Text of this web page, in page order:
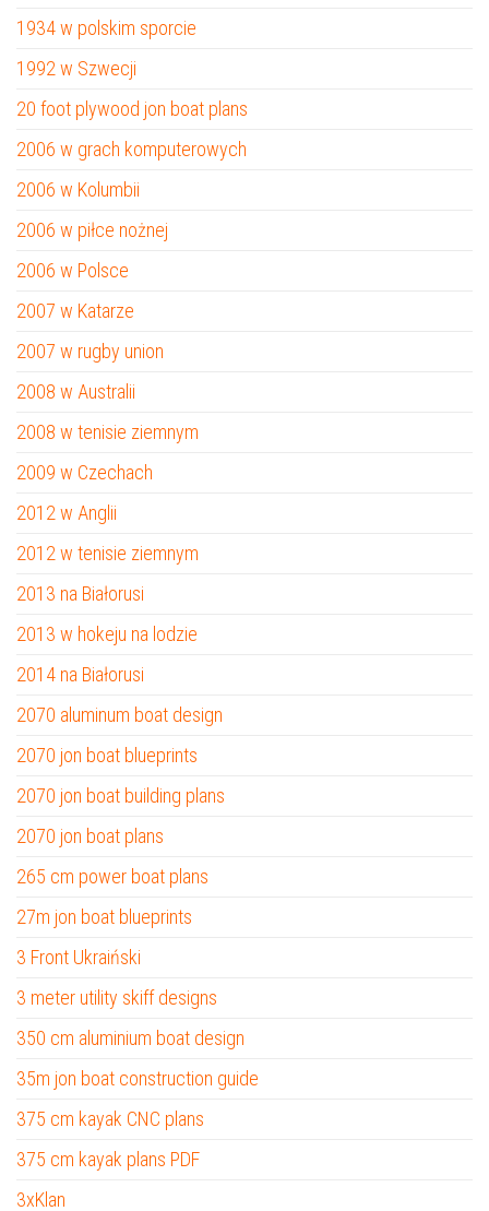
1934 w polskim sporcie
1992 w Szwecji
20 foot plywood jon boat plans
2006 w grach komputerowych
2006 w Kolumbii
2006 w piłce nożnej
2006 w Polsce
2007 w Katarze
2007 w rugby union
2008 w Australii
2008 w tenisie ziemnym
2009 w Czechach
2012 w Anglii
2012 w tenisie ziemnym
2013 na Białorusi
2013 w hokeju na lodzie
2014 na Białorusi
2070 aluminum boat design
2070 jon boat blueprints
2070 jon boat building plans
2070 jon boat plans
265 cm power boat plans
27m jon boat blueprints
3 Front Ukraiński
3 meter utility skiff designs
350 cm aluminium boat design
35m jon boat construction guide
375 cm kayak CNC plans
375 cm kayak plans PDF
3xKlan